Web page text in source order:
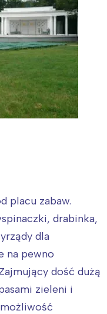
placu zabaw.
drabinka,
dla
na pewno
dość dużą
zieleni i